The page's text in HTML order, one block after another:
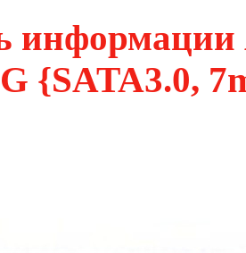
информации
{SATA3.0,